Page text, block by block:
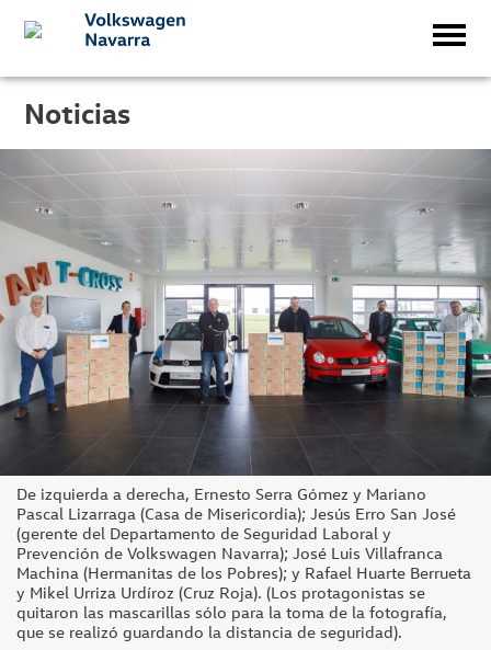
Noticias
De izquierda a derecha, Ernesto Serra Gómez y Mariano
Pascal Lizarraga (Casa de Misericordia); Jesús Erro San José
(gerente del Departamento de Seguridad Laboral y
Prevención de Volkswagen Navarra); José Luis Villafranca
Machina (Hermanitas de los Pobres); y Rafael Huarte Berrueta
y Mikel Urriza Urdíroz (Cruz Roja). (Los protagonistas se
quitaron las mascarillas sólo para la toma de la fotografía,
que se realizó guardando la distancia de seguridad).